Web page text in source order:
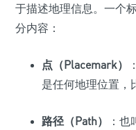
于描述地理信息。一个
分内容：
点（Placemark）
是任何地理位置，
路径（Path）
：